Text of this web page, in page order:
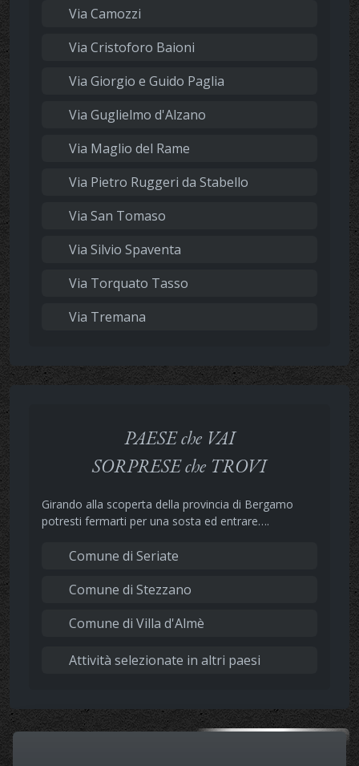
Via Camozzi
Via Cristoforo Baioni
Via Giorgio e Guido Paglia
Via Guglielmo d'Alzano
Via Maglio del Rame
Via Pietro Ruggeri da Stabello
Via San Tomaso
Via Silvio Spaventa
Via Torquato Tasso
Via Tremana
PAESE che VAI
SORPRESE che TROVI
Girando alla scoperta della provincia di Bergamo
potresti fermarti per una sosta ed entrare….
Comune di Seriate
Comune di Stezzano
Comune di Villa d'Almè
Attività selezionate in altri paesi